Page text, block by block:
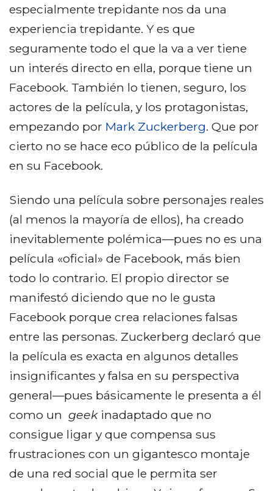
especialmente trepidante nos da una
experiencia trepidante. Y es que
seguramente todo el que la va a ver tiene
un interés directo en ella, porque tiene un
Facebook. También lo tienen, seguro, los
actores de la película, y los protagonistas,
empezando por Mark Zuckerberg. Que por
cierto no se hace eco público de la película
en su Facebook.
Siendo una película sobre personajes reales
(al menos la mayoría de ellos), ha creado
inevitablemente polémica—pues no es una
película «oficial» de Facebook, más bien
todo lo contrario. El propio director se
manifestó diciendo que no le gusta
Facebook porque crea relaciones falsas
entre las personas. Zuckerberg declaró que
la película es exacta en algunos detalles
insignificantes y falsa en su perspectiva
general—pues básicamente le presenta a él
como un geekinadaptado que no
consigue ligar y que compensa sus
frustraciones con un gigantesco montaje
de una red social que le permita ser